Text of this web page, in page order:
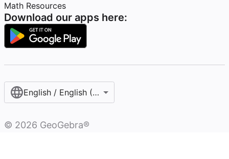
Math Resources
Download our apps here:
English / English (United States)
© 2026 GeoGebra®